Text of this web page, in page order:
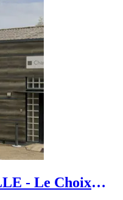
- Le Choix